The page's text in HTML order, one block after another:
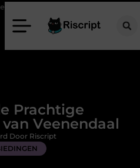
Prachtige
Veenendaal
Door Riscript